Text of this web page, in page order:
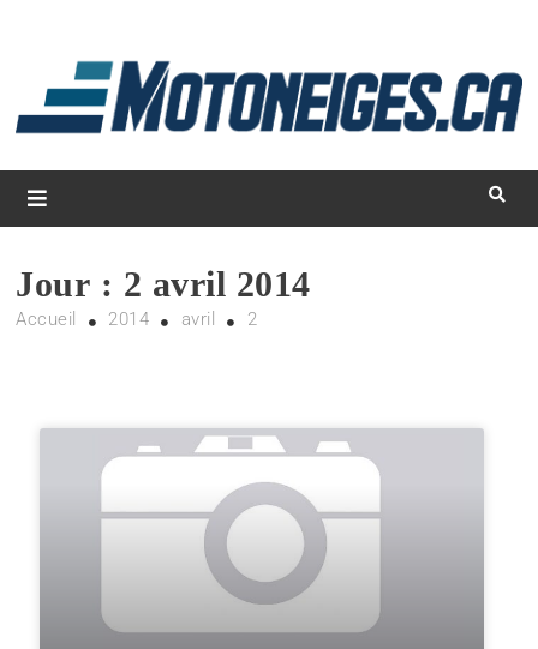
Magazine Motoneiges.ca
Jour : 2 avril 2014
Accueil 2014 avril 2